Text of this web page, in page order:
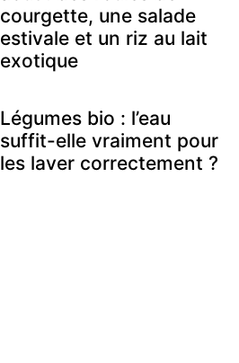
courgette, une salade
estivale et un riz au lait
exotique
Légumes bio : l’eau
suffit-elle vraiment pour
les laver correctement ?